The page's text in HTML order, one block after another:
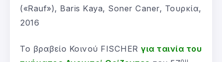
(«Rauf»), Baris Kaya, Soner Caner, Τουρκία,
2016
Το βραβείο Κοινού FISCHER για ταινία του